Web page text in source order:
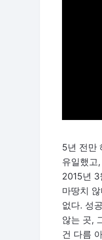
5년 전만
유일했고
2015년 3
마땅치
없다. 성
않는 곳,
건 다름